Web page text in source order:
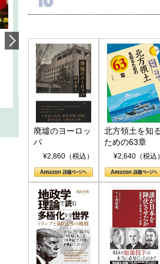
韓国にも理解してほしい「極東
1905年体制」における日米韓安
全保障協力の意味
千々和泰明
2026年5月15日
廃墟のヨーロッ
パ
¥2,860（税込）
北方領土を知
ための63章
¥2,640（税込）